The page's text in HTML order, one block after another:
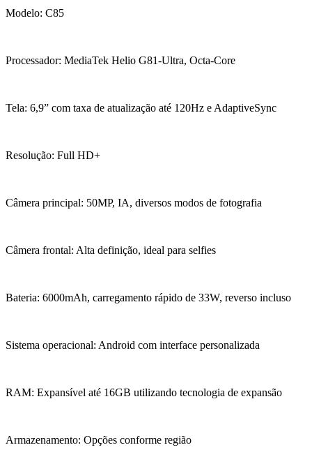
Modelo: C85
Processador: MediaTek Helio G81-Ultra, Octa-Core
Tela: 6,9” com taxa de atualização até 120Hz e AdaptiveSync
Resolução: Full HD+
Câmera principal: 50MP, IA, diversos modos de fotografia
Câmera frontal: Alta definição, ideal para selfies
Bateria: 6000mAh, carregamento rápido de 33W, reverso incluso
Sistema operacional: Android com interface personalizada
RAM: Expansível até 16GB utilizando tecnologia de expansão
Armazenamento: Opções conforme região